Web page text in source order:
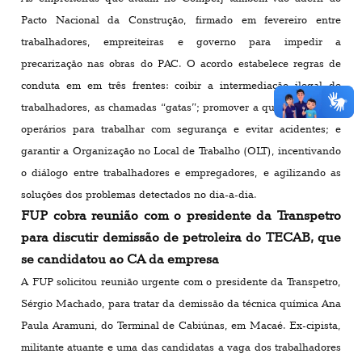
Pacto Nacional da Construção, firmado em fevereiro entre
trabalhadores, empreiteiras e governo para impedir a
precarização nas obras do PAC. O acordo estabelece regras de
conduta em em três frentes: coibir a intermediação ilegal de
trabalhadores, as chamadas “gatas”; promover a qualificação dos
operários para trabalhar com segurança e evitar acidentes; e
garantir a Organização no Local de Trabalho (OLT), incentivando
o diálogo entre trabalhadores e empregadores, e agilizando as
soluções dos problemas detectados no dia-a-dia.
FUP cobra reunião com o presidente da Transpetro
para discutir demissão de petroleira do TECAB, que
se candidatou ao CA da empresa
A FUP solicitou reunião urgente com o presidente da Transpetro,
Sérgio Machado, para tratar da demissão da técnica química Ana
Paula Aramuni, do Terminal de Cabiúnas, em Macaé. Ex-cipista,
militante atuante e uma das candidatas a vaga dos trabalhadores